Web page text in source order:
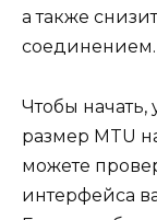
а также
соединением.
Чтобы начать,
размер MTU
можете
интерфейса